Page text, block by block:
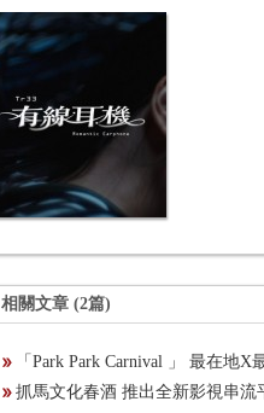
相關文章 (2篇)
「Park Park Carnival 」 最在地
抓馬文化春酒 推出全新影視串流